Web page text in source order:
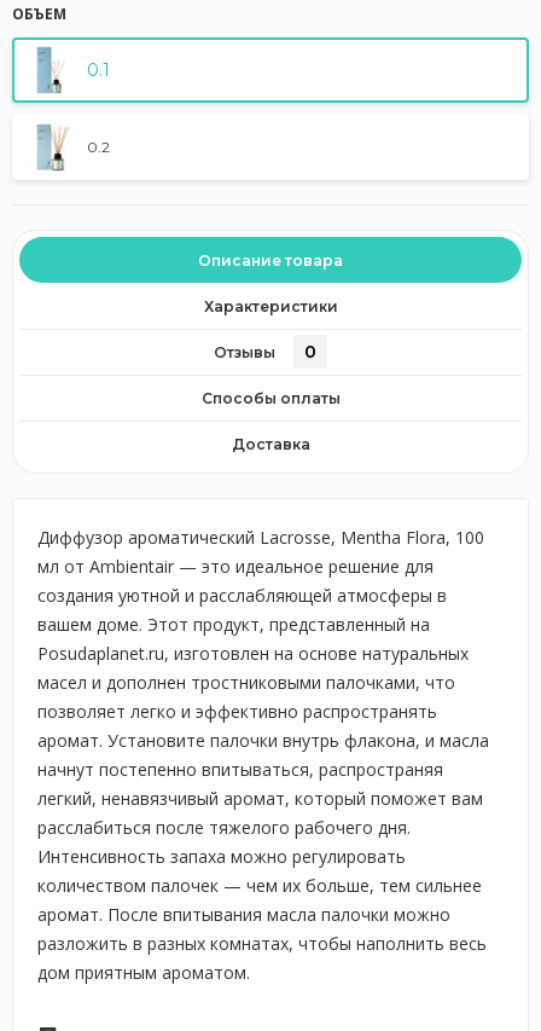
ОБЪЕМ
0.1
0.2
Описание товара
Характеристики
Отзывы 0
Способы оплаты
Доставка
Диффузор ароматический Lacrosse, Mentha Flora, 100
мл от Ambientair — это идеальное решение для
создания уютной и расслабляющей атмосферы в
вашем доме. Этот продукт, представленный на
Posudaplanet.ru, изготовлен на основе натуральных
масел и дополнен тростниковыми палочками, что
позволяет легко и эффективно распространять
аромат. Установите палочки внутрь флакона, и масла
начнут постепенно впитываться, распространяя
легкий, ненавязчивый аромат, который поможет вам
расслабиться после тяжелого рабочего дня.
Интенсивность запаха можно регулировать
количеством палочек — чем их больше, тем сильнее
аромат. После впитывания масла палочки можно
разложить в разных комнатах, чтобы наполнить весь
дом приятным ароматом.